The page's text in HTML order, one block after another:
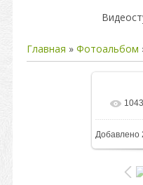
Главная » Фотоальбом
В
1043
Добавлено